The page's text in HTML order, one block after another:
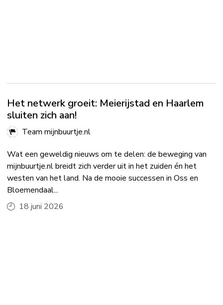
Het netwerk groeit: Meierijstad en Haarlem
sluiten zich aan!
Team mijnbuurtje.nl
Wat een geweldig nieuws om te delen: de beweging van
mijnbuurtje.nl breidt zich verder uit in het zuiden én het
westen van het land. Na de mooie successen in Oss en
Bloemendaal...
18 juni 2026